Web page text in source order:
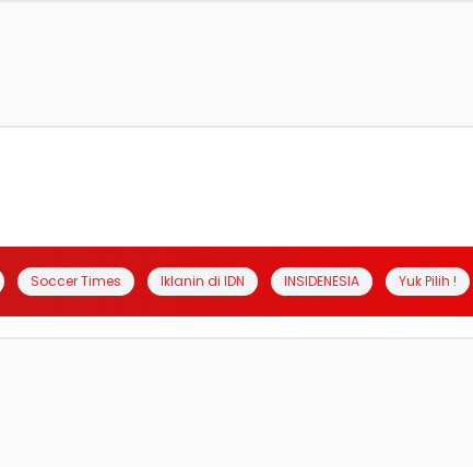
Soccer Times Iklanin di IDN INSIDENESIA Yuk Pilih !